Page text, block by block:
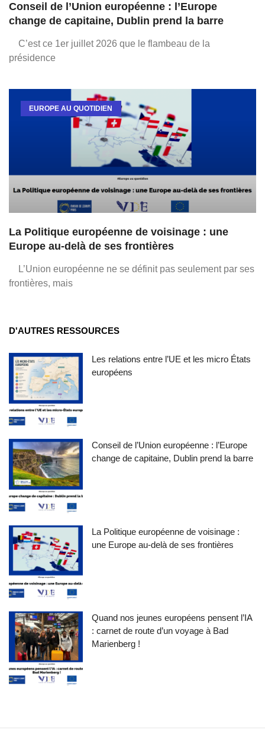
Conseil de l’Union européenne : l’Europe
change de capitaine, Dublin prend la barre
C’est ce 1er juillet 2026 que le flambeau de la
présidence
EUROPE AU QUOTIDIEN
La Politique européenne de voisinage : une
Europe au-delà de ses frontières
L’Union européenne ne se définit pas seulement par ses
frontières, mais
D'AUTRES RESSOURCES
Les relations entre l’UE et les micro États
européens
Conseil de l’Union européenne : l’Europe
change de capitaine, Dublin prend la barre
La Politique européenne de voisinage :
une Europe au-delà de ses frontières
Quand nos jeunes européens pensent l’IA
: carnet de route d’un voyage à Bad
Marienberg !